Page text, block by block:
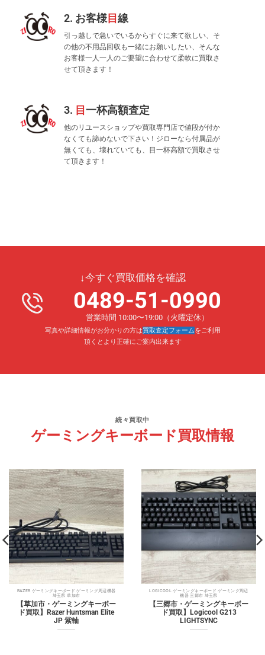
2. お客様目線
引っ越しで急いでいるからすぐに来て欲しい、そ
の他の不用品回収も一緒にお願いしたい、そんな
お客様一人一人のご要望に合わせて柔軟に買取さ
せて頂きます！
3. 目一杯高額査定
他のリユースショップや買取専門店で値段が付か
なくても諦めないで下さい！ジローなら付属品が
無くても、壊れていても、目一杯高額で買取させ
て頂きます！
↓今すぐ買取価格を確認
0489-51-0990
営業時間 10:00〜19:00（火曜定休）
写真や詳細情報がお分かりの方は買取査定フォームをご利用
頂くとより正確にご案内出来ます
続々買取中
ゲーミングキーボード買取情報
RAZER ゲーミングキーボード ゲーミング周辺機器
埼玉県 草加市
【草加市・ゲーミングキーボー
ド買取】Razer Huntsman Elite
JP 紫軸
LOGICOOL ゲーミングキーボード ゲーミング周辺
機器 三郷市 埼玉県
【三郷市・ゲーミングキーボー
ド買取】Logicool G213
LIGHTSYNC